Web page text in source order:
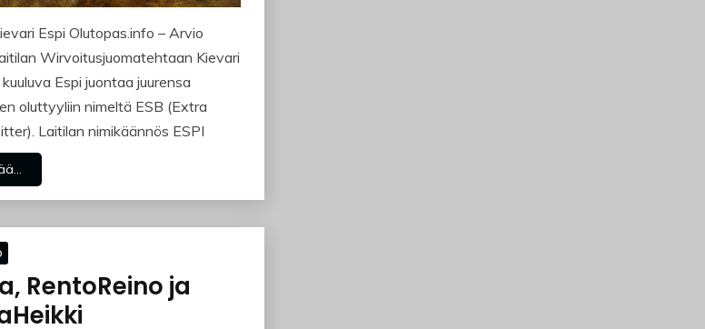
Espi Olutopas.info – Arvio
Wirvoitusjuomatehtaan Kievari
Espi juontaa juurensa
oluttyyliin nimeltä ESB (Extra
Laitilan nimikäännös ESPI
RentoReino ja